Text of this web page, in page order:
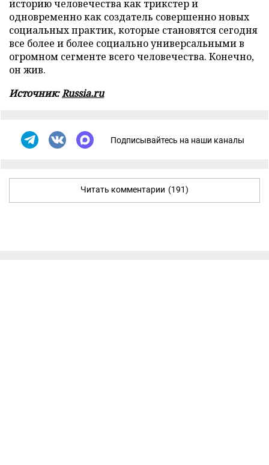
историю человечества как трикстер и
одновременно как создатель совершенно новых
социальных практик, которые становятся сегодня
все более и более социально универсальными в
огромном сегменте всего человечества. Конечно,
он жив.
Источник:Russia.ru
Подписывайтесь на наши каналы
Читать комментарии (191)